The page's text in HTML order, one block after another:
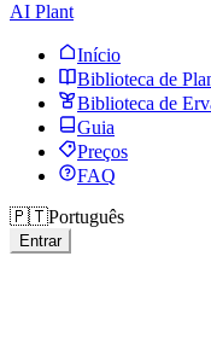
AI Plant
Início
Biblioteca de
Biblioteca de
Guia
Preços
FAQ
🇵🇹Português
Entrar